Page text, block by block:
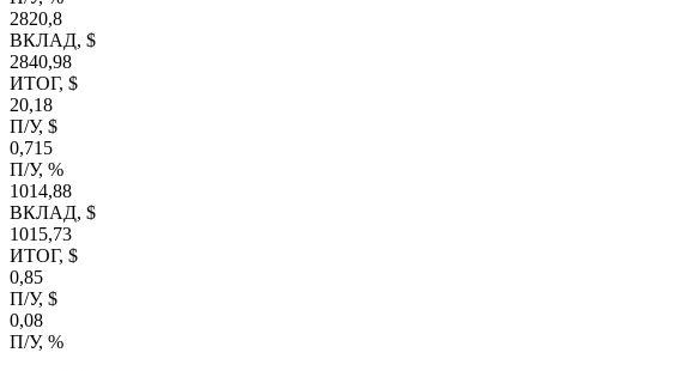
2820,8
ВКЛАД, $
2840,98
ИТОГ, $
20,18
П/У, $
0,715
П/У, %
1014,88
ВКЛАД, $
1015,73
ИТОГ, $
0,85
П/У, $
0,08
П/У, %